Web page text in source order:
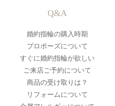
Q&A
婚約指輪の購入時期
プロポーズについて
すぐに婚約指輪が欲しい
ご来店ご予約について
商品の受け取りは？
リフォームについて